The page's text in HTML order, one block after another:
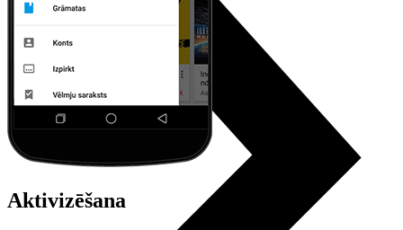
Aktivizēšana